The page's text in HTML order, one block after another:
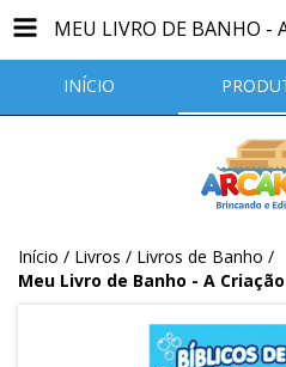
MEU LIVRO DE BANHO -
INÍCIO
Início / Livros / Livros de Banho /
Meu Livro de Banho - A Criação